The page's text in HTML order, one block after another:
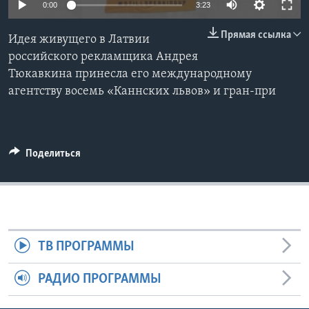
СОЦИАЛЬНЫЕ СЕТИ
0:00 3:23
Прямая ссылка
Идея живущего в Латвии
российского рекламщика Андрея
Тюкавкина принесла его международному
агентству восемь «Каннских львов» и гран-при
Поделиться
ТВ ПРОГРАММЫ
РАДИО ПРОГРАММЫ